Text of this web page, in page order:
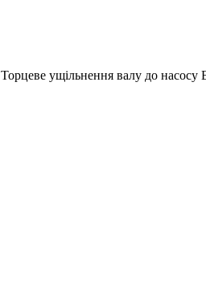
Торцеве ущільнення валу до насосу